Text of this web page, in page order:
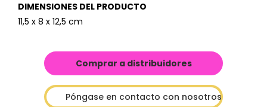
DIMENSIONES DEL PRODUCTO
11,5 x 8 x 12,5 cm
Comprar a distribuidores
Póngase en contacto con nosotros